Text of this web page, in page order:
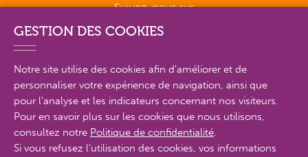
Suivez-nous sur
PLAN DU SITE EN DÉTAIL
MENTIONS LÉGALES
GESTION DES COOKIES
Notre site utilise des cookies afin d'améliorer et de
personnaliser votre expérience de navigation, ainsi que
pour l'analyse et les indicateurs concernant nos visiteurs.
Pour en savoir plus sur les cookies que nous utilisons,
consultez notre Politique de confidentialité.
Si vous refusez l'utilisation des cookies, vos informations